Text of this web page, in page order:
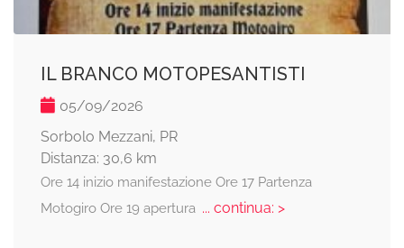
IL BRANCO MOTOPESANTISTI
05/09/2026
Sorbolo Mezzani, PR
Distanza: 30,6 km
Ore 14 inizio manifestazione Ore 17 Partenza
Motogiro Ore 19 apertura ... continua: >